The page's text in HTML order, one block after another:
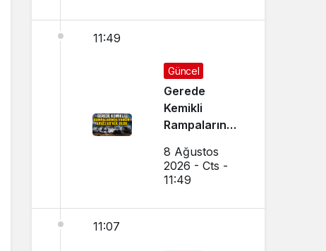
11:49
Güncel
Gerede
Kemikli
Rampalarında
Araçlar Kül
Oldu
8 Ağustos
2026 - Cts -
11:49
11:07